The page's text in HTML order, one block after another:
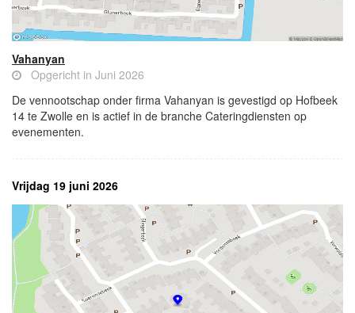
Vahanyan
Opgericht in Juni 2026
De vennootschap onder firma Vahanyan is gevestigd op Hofbeek
14 te Zwolle en is actief in de branche Cateringdiensten op
evenementen.
Vrijdag 19 juni 2026